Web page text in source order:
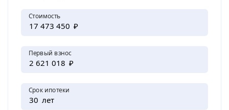
Стоимость
₽
Первый взнос
₽
Срок ипотеки
лет